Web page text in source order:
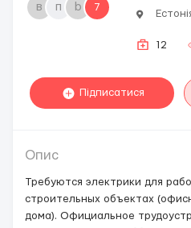
в п b 7
12
Підписатися
Опис
Требуются электрики для
строительных объектах
дома). Официальное